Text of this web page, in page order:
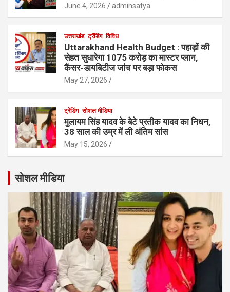
June 4, 2026 adminsatya
उत्तराखंड ट्रेंडिंग विविध
Uttarakhand Health Budget : पहाड़ों की
सेहत सुधारेगा 1075 करोड़ का मास्टर प्लान,
कैंसर-डायबिटीज जांच पर बड़ा फोकस
May 27, 2026
ट्रेंडिंग सोशल मीडिया
मुलायम सिंह यादव के बेटे प्रतीक यादव का निधन,
38 साल की उम्र में ली अंतिम सांस
May 15, 2026
सोशल मीडिया